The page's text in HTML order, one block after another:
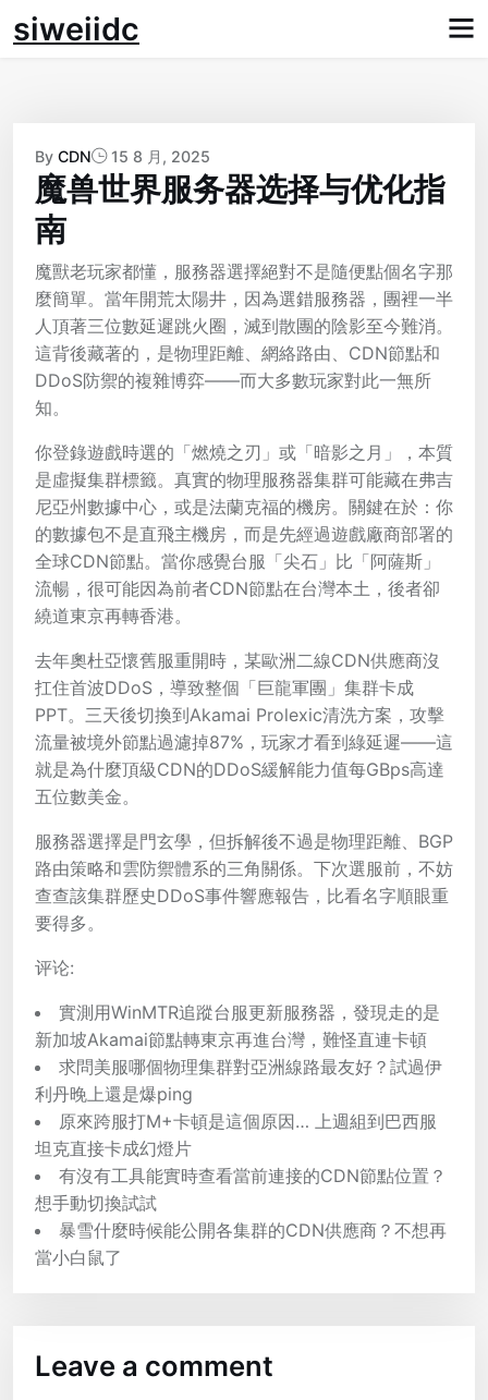
Skip
tosiweiidc
By CDN 15 8 月, 2025
魔兽世界服务器选择与优化指
南
魔獸老玩家都懂，服務器選擇絕對不是隨便點個名字那
麼簡單。當年開荒太陽井，因為選錯服務器，團裡一半
人頂著三位數延遲跳火圈，滅到散團的陰影至今難消。
這背後藏著的，是物理距離、網絡路由、CDN節點和
DDoS防禦的複雜博弈——而大多數玩家對此一無所
知。
你登錄遊戲時選的「燃燒之刃」或「暗影之月」，本質
是虛擬集群標籤。真實的物理服務器集群可能藏在弗吉
尼亞州數據中心，或是法蘭克福的機房。關鍵在於：你
的數據包不是直飛主機房，而是先經過遊戲廠商部署的
全球CDN節點。當你感覺台服「尖石」比「阿薩斯」
流暢，很可能因為前者CDN節點在台灣本土，後者卻
繞道東京再轉香港。
去年奧杜亞懷舊服重開時，某歐洲二線CDN供應商沒
扛住首波DDoS，導致整個「巨龍軍團」集群卡成
PPT。三天後切換到Akamai Prolexic清洗方案，攻擊
流量被境外節點過濾掉87%，玩家才看到綠延遲——這
就是為什麼頂級CDN的DDoS緩解能力值每GBps高達
五位數美金。
服務器選擇是門玄學，但拆解後不過是物理距離、BGP
路由策略和雲防禦體系的三角關係。下次選服前，不妨
查查該集群歷史DDoS事件響應報告，比看名字順眼重
要得多。
评论:
實測用WinMTR追蹤台服更新服務器，發現走的是
新加坡Akamai節點轉東京再進台灣，難怪直連卡頓
求問美服哪個物理集群對亞洲線路最友好？試過伊
利丹晚上還是爆ping
原來跨服打M+卡頓是這個原因… 上週組到巴西服
坦克直接卡成幻燈片
有沒有工具能實時查看當前連接的CDN節點位置？
想手動切換試試
暴雪什麼時候能公開各集群的CDN供應商？不想再
當小白鼠了
Leave a comment